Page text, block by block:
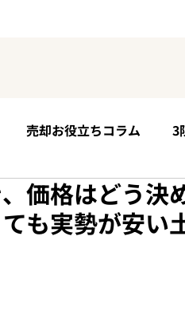
売却お役立ちコラム 3
様の声 6限目移住後の未
価格はどう決
も実勢が安い